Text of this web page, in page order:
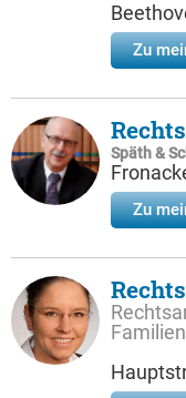
Zu
Späth &
Zu